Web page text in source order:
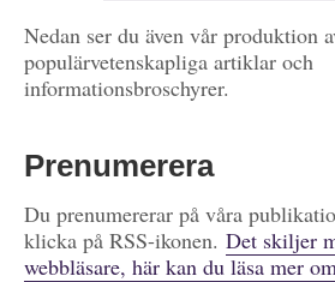
Nedan ser du även vår produktion
populärvetenskapliga artiklar och
informationsbroschyrer.
Prenumerera
Du prenumererar på våra
klicka på RSS-ikonen. Det skiljer
webbläsare, här kan du läsa mer